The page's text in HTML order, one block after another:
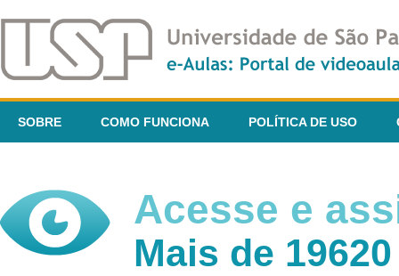
SOBRE COMO FUNCIONA POLÍTICA DE USO
Acesse e
Mais de